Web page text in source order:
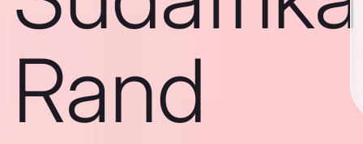
Rand